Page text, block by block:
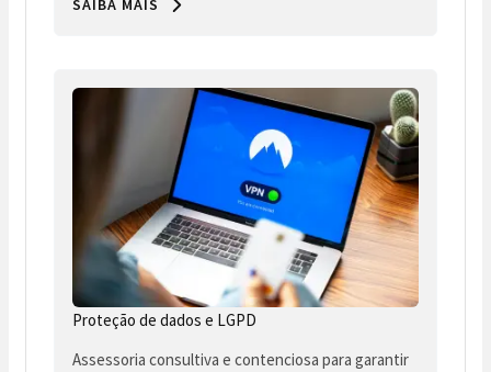
SAIBA MAIS
Proteção de dados e LGPD
Assessoria consultiva e contenciosa para garantir